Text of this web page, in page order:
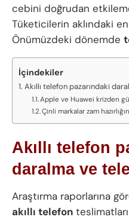
cebini doğrudan
Tüketicilerin aklındaki
Önümüzdeki dönemde
İçindekiler
Akıllı telefon pazarındaki
Apple ve Huawei krizden
Çinli markalar zam
Akıllı telefon
daralma ve
Araştırma raporlarına
akıllı telefon